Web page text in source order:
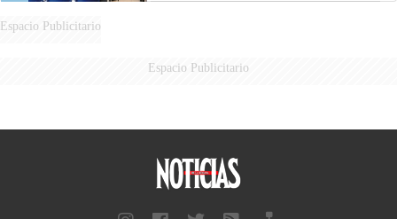
Espacio Publicitario
Espacio Publicitario